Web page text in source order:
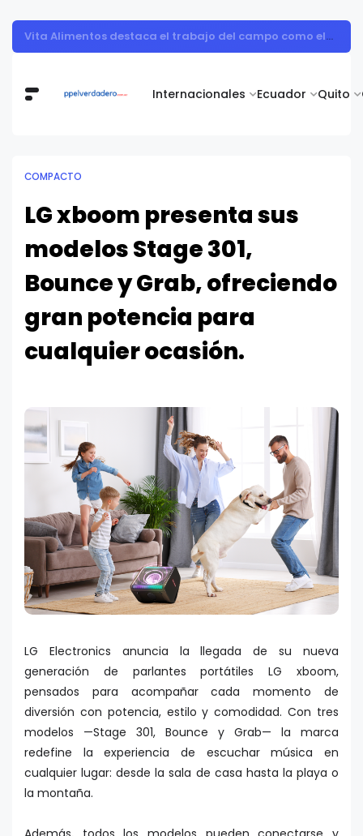
Internacionales Ecuador Quito
Nutricionista alerta sobre los ultraprocesados en vacaciones: "Los refrigerios son una oportunidad para sembrar salud en los niños"
COMPACTO
LG xboom presenta sus
modelos Stage 301,
Bounce y Grab, ofreciendo
gran potencia para
cualquier ocasión.
LG Electronics anuncia la llegada de su nueva
generación de parlantes portátiles LG xboom,
pensados para acompañar cada momento de
diversión con potencia, estilo y comodidad. Con tres
modelos —Stage 301, Bounce y Grab— la marca
redefine la experiencia de escuchar música en
cualquier lugar: desde la sala de casa hasta la playa o
la montaña.